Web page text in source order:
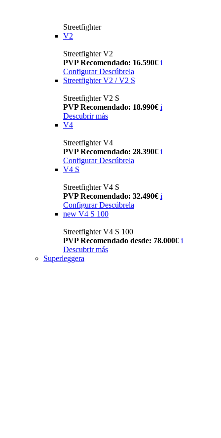
Streetfighter
V2
Streetfighter V2
PVP Recomendado: 16.590€ i
Configurar Descúbrela
Streetfighter V2 / V2 S
Streetfighter V2 S
PVP Recomendado: 18.990€ i
Descubrir más
V4
Streetfighter V4
PVP Recomendado: 28.390€ i
Configurar Descúbrela
V4 S
Streetfighter V4 S
PVP Recomendado: 32.490€ i
Configurar Descúbrela
new V4 S 100
Streetfighter V4 S 100
PVP Recomendado desde: 78.000€ i
Descubrir más
Superleggera